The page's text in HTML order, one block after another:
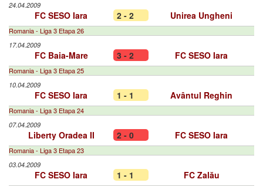
24.04.2009
FC SESO Iara 2 - 2 Unirea Ungheni
Romania - Liga 3 Etapa 26
17.04.2009
FC Baia-Mare 3 - 2 FC SESO Iara
Romania - Liga 3 Etapa 25
10.04.2009
FC SESO Iara 1 - 1 Avântul Reghin
Romania - Liga 3 Etapa 24
07.04.2009
Liberty Oradea II 2 - 0 FC SESO Iara
Romania - Liga 3 Etapa 23
03.04.2009
FC SESO Iara 1 - 1 FC Zalău